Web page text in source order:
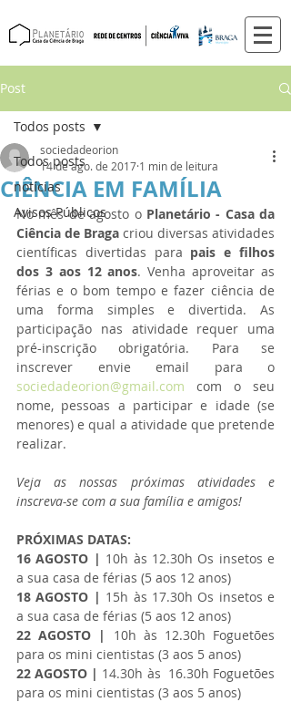
Post
Todos posts
notícias
Avisos Públicos
Todos posts
CIÊNCIA EM FAMÍLIA
sociedadeorion
14 de ago. de 2017 1 min de leitura
No mês de agosto o Planetário - Casa da
Ciência de Braga criou diversas atividades
científicas divertidas para pais e filhos
dos 3 aos 12 anos. Venha aproveitar as
férias e o bom tempo e fazer ciência de
uma forma simples e divertida. As
participação nas atividade requer uma
pré-inscrição obrigatória. Para se
sociedadeorion@gmail.com com o seu
nome, pessoas a participar e idade (se
menores) e qual a atividade que pretende
realizar.
Veja as nossas próximas atividades e
inscreva-se com a sua família e amigos!
PRÓXIMAS DATAS:
16 AGOSTO | 10h às 12.30h Os insetos e
a sua casa de férias (5 aos 12 anos)
18 AGOSTO | 15h às 17.30h Os insetos e
a sua casa de férias (5 aos 12 anos)
22 AGOSTO |
10h às 12.30h Foguetões
para os mini cientistas (3 aos 5 anos)
22 AGOSTO | 14.30h às  16.30h Foguetões
para os mini cientistas (3 aos 5 anos)